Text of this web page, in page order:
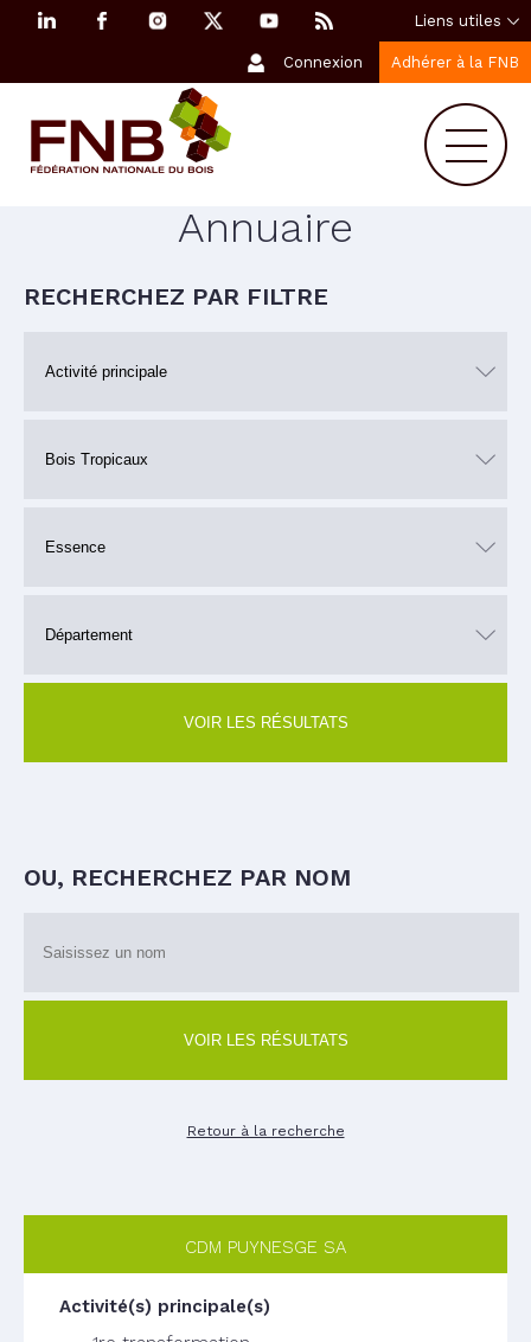
Liens utiles
Connexion Adhérer à la FNB
Annuaire
RECHERCHEZ PAR FILTRE
VOIR LES RÉSULTATS
OU, RECHERCHEZ PAR NOM
Retour à la recherche
CDM PUYNESGE SA